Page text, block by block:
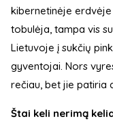
kibernetinėje
tobulėja, tampa vis
Lietuvoje į sukčių
gyventojai. Nors
rečiau, bet jie patiria
Štai keli nerimą